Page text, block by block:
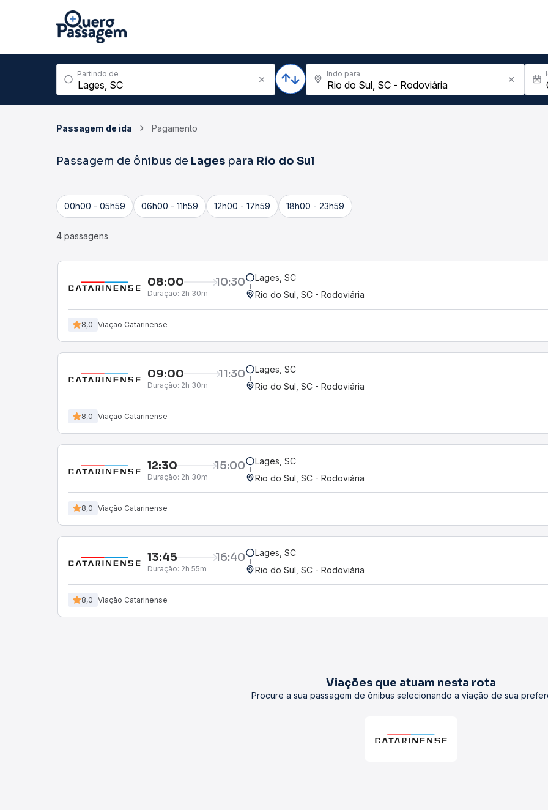
Partindo de Indo para
Passagem de ida Pagamento
Passagem de ônibus de Lages para Rio do Sul
00h00 - 05h59 06h00 - 11h59 12h00 - 17h59 18h00 - 23h59
4 passagens
08:00 10:30
Duração: 2h 30m
Lages, SC
Rio do Sul, SC - Rodoviária
8,0 Viação Catarinense
09:00 11:30
Duração: 2h 30m
Lages, SC
Rio do Sul, SC - Rodoviária
8,0 Viação Catarinense
12:30 15:00
Duração: 2h 30m
Lages, SC
Rio do Sul, SC - Rodoviária
8,0 Viação Catarinense
13:45 16:40
Duração: 2h 55m
Lages, SC
Rio do Sul, SC - Rodoviária
8,0 Viação Catarinense
Viações que atuam nesta rota
Procure a sua passagem de ônibus selecionando a viação de sua